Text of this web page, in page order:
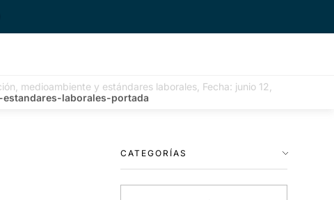
medioambiente y estándares laborales, Fecha: junio 12,
laborales-portada
CATEGORÍAS